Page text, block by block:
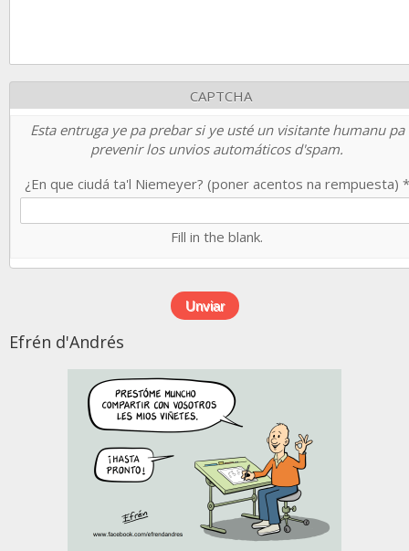
CAPTCHA
Esta entruga ye pa prebar si ye usté un visitante humanu pa
prevenir los unvios automáticos d'spam.
¿En que ciudá ta'l Niemeyer? (poner acentos na rempuesta) *
Fill in the blank.
Efrén d'Andrés